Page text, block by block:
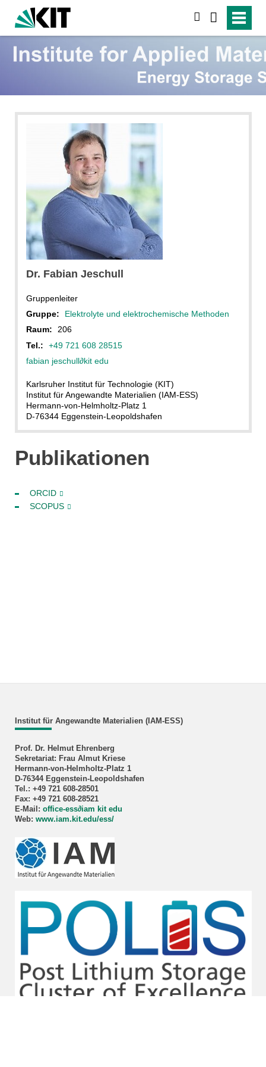
Dr. Fabian Jeschull
Gruppenleiter
Gruppe:
Elektrolyte und elektrochemische Methoden
Raum:
206
Tel.:
+49 721 608 28515
fabian jeschull∂kit edu
Karlsruher Institut für Technologie (KIT)
Institut für Angewandte Materialien (IAM-ESS)
Hermann-von-Helmholtz-Platz 1
D-76344 Eggenstein-Leopoldshafen
Publikationen
ORCID
SCOPUS
Institut für Angewandte Materialien (IAM-ESS)
Prof. Dr. Helmut Ehrenberg
Sekretariat: Frau Almut Kriese
Hermann-von-Helmholtz-Platz 1
D-76344 Eggenstein-Leopoldshafen
Tel.: +49 721 608-28501
Fax: +49 721 608-28521
E-Mail: office-ess∂iam kit edu
Web: www.iam.kit.edu/ess/